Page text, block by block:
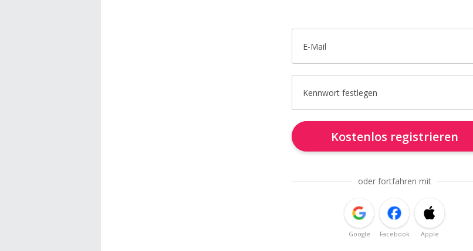
E-Mail
Kennwort festlegen
Kostenlos registrieren
oder fortfahren mit
Google Facebook Apple